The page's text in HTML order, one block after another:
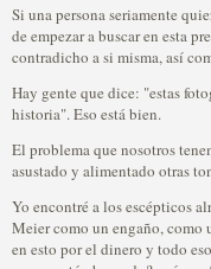
Si una persona seriamente
de empezar a buscar en esta
contradicho a si misma, así
Hay gente que dice: "estas
historia". Eso está bien.
El problema que nosotros
asustado y alimentado otras
Yo encontré a los escépticos
Meier como un engaño, como
en esto por el dinero y todo